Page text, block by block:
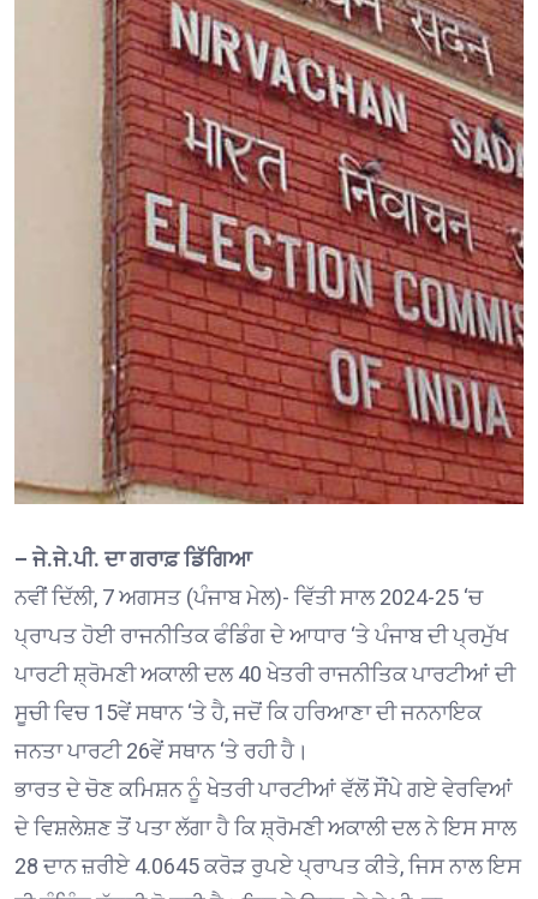
– ਜੇ.ਜੇ.ਪੀ. ਦਾ ਗਰਾਫ਼ ਡਿੱਗਿਆ
ਨਵੀਂ ਦਿੱਲੀ, 7 ਅਗਸਤ (ਪੰਜਾਬ ਮੇਲ)- ਵਿੱਤੀ ਸਾਲ 2024-25 ‘ਚ
ਪ੍ਰਾਪਤ ਹੋਈ ਰਾਜਨੀਤਿਕ ਫੰਡਿੰਗ ਦੇ ਆਧਾਰ ‘ਤੇ ਪੰਜਾਬ ਦੀ ਪ੍ਰਮੁੱਖ
ਪਾਰਟੀ ਸ਼੍ਰੋਮਣੀ ਅਕਾਲੀ ਦਲ 40 ਖੇਤਰੀ ਰਾਜਨੀਤਿਕ ਪਾਰਟੀਆਂ ਦੀ
ਸੂਚੀ ਵਿਚ 15ਵੇਂ ਸਥਾਨ ‘ਤੇ ਹੈ, ਜਦੋਂ ਕਿ ਹਰਿਆਣਾ ਦੀ ਜਨਨਾਇਕ
ਜਨਤਾ ਪਾਰਟੀ 26ਵੇਂ ਸਥਾਨ ‘ਤੇ ਰਹੀ ਹੈ।
ਭਾਰਤ ਦੇ ਚੋਣ ਕਮਿਸ਼ਨ ਨੂੰ ਖੇਤਰੀ ਪਾਰਟੀਆਂ ਵੱਲੋਂ ਸੌਂਪੇ ਗਏ ਵੇਰਵਿਆਂ
ਦੇ ਵਿਸ਼ਲੇਸ਼ਣ ਤੋਂ ਪਤਾ ਲੱਗਾ ਹੈ ਕਿ ਸ਼੍ਰੋਮਣੀ ਅਕਾਲੀ ਦਲ ਨੇ ਇਸ ਸਾਲ
28 ਦਾਨ ਜ਼ਰੀਏ 4.0645 ਕਰੋੜ ਰੁਪਏ ਪ੍ਰਾਪਤ ਕੀਤੇ, ਜਿਸ ਨਾਲ ਇਸ